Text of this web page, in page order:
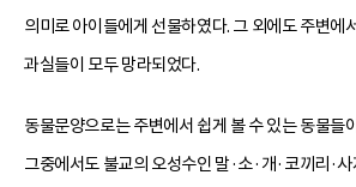
의미로 아이들에게 선물하였다. 그 외에도 주변에
과실들이 모두 망라되었다.
동물문양으로는 주변에서 쉽게 볼 수 있는 동물들
그중에서도 불교의 오성수인 말·소·개·코끼리·